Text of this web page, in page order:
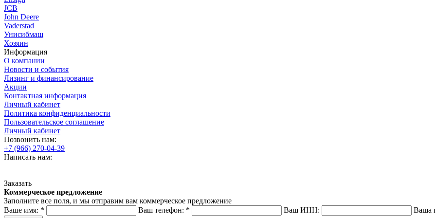
JCB
John Deere
Vaderstad
Унисибмаш
Хозяин
Информация
О компании
Новости и события
Лизинг и финансирование
Акции
Контактная информация
Личный кабинет
Политика конфиденциальности
Пользовательское соглашение
Личный кабинет
Позвонить нам:
+7 (966) 270-04-39
Написать нам:
Заказать
Коммерческое предложение
Заполните все поля, и мы отправим вам коммерческое предложение
Ваше имя: * Ваш телефон: * Ваш ИНН: Ваша